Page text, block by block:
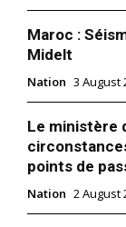
Maroc :
Midelt
Nation 3 August
Le ministère
points de
Nation 2 August